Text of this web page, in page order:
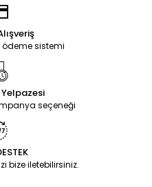
ödeme sistemi
Yelpazesi
seçeneği
bize iletebilirsiniz.